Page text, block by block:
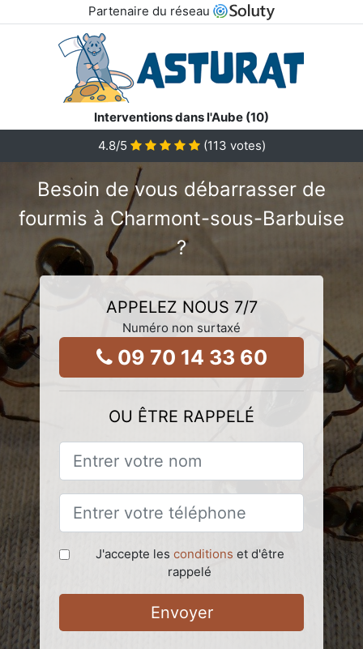
Partenaire du réseau
Interventions dans l'Aube (10)
4.8/5 (113 votes)
Besoin de vous débarrasser de
fourmis à Charmont-sous-Barbuise
?
APPELEZ NOUS 7/7
Numéro non surtaxé
09 70 14 33 60
OU ÊTRE RAPPELÉ
J'accepte les conditions et d'être
rappelé
Envoyer